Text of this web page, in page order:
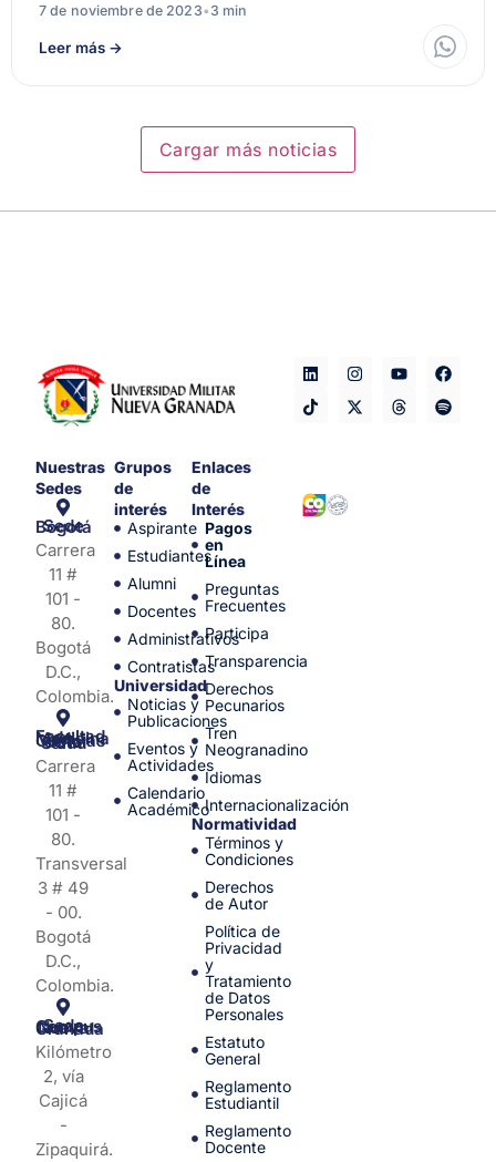
7 de noviembre de 2023• 3 min
Leer más →
Cargar más noticias
Nuestras
Sedes
Sede Bogotá
Carrera
11 #
101 -
80.
Bogotá
D.C.,
Colombia.
Facultad de Medicina y Ciencias de la Salud
Carrera
11 #
101 -
80.
Transversal
3 # 49
- 00.
Bogotá
D.C.,
Colombia.
Sede Campus Nueva Granada
Kilómetro
2, vía
Cajicá
-
Zipaquirá.
Grupos
de
interés
Aspirante
Estudiantes
Alumni
Docentes
Administrativos
Contratistas
Universidad
Noticias y
Publicaciones
Eventos y
Actividades
Calendario
Académico
Enlaces
de
Interés
Pagos
en
Línea
Preguntas
Frecuentes
Participa
Transparencia
Derechos
Pecunarios
Tren
Neogranadino
Idiomas
Internacionalización
Normatividad
Términos y
Condiciones
Derechos
de Autor
Política de
Privacidad
y
Tratamiento
de Datos
Personales
Estatuto
General
Reglamento
Estudiantil
Reglamento
Docente